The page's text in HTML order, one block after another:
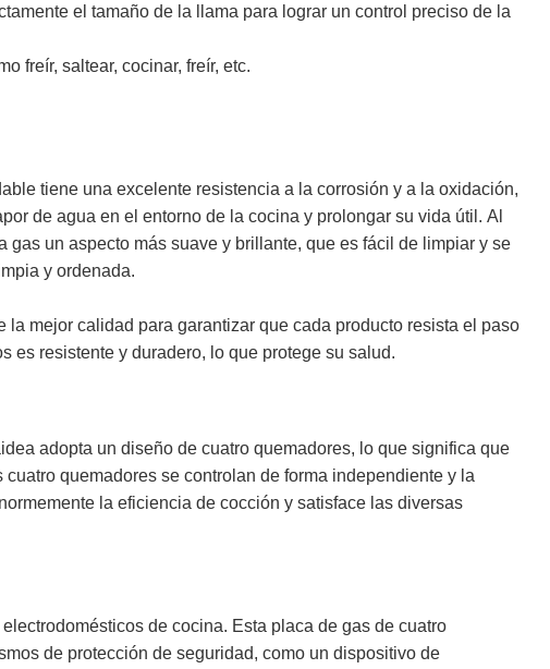
el tamaño de la llama para lograr un control preciso de la
freír, saltear, cocinar, freír, etc.
tiene una excelente resistencia a la corrosión y a la oxidación,
de agua en el entorno de la cocina y prolongar su vida útil. Al
un aspecto más suave y brillante, que es fácil de limpiar y se
y ordenada.
mejor calidad para garantizar que cada producto resista el paso
es resistente y duradero, lo que protege su salud.
adopta un diseño de cuatro quemadores, lo que significa que
quemadores se controlan de forma independiente y la
la eficiencia de cocción y satisface las diversas
de cocina. Esta placa de gas de cuatro
de protección de seguridad, como un dispositivo de